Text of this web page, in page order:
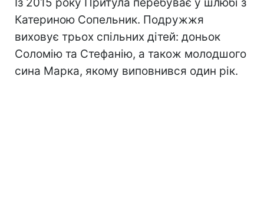
Катериною Сопельник. Подружжя
виховує трьох спільних дітей: доньок
Соломію та Стефанію, а також молодшого
сина Марка, якому виповнився один рік.